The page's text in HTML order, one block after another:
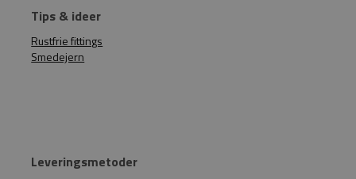
Tips & ideer
Rustfrie fittings
Smedejern
Leveringsmetoder